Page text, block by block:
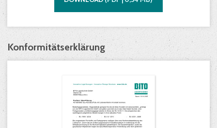
Konformitätserklärung